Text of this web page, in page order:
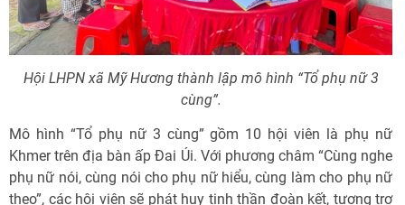
Hội LHPN xã Mỹ Hương thành lập mô hình “Tổ phụ nữ 3
cùng”.
Mô hình “Tổ phụ nữ 3 cùng” gồm 10 hội viên là phụ nữ
Khmer trên địa bàn ấp Đai Úi. Với phương châm “Cùng nghe
phụ nữ nói, cùng nói cho phụ nữ hiểu, cùng làm cho phụ nữ
theo”, các hội viên sẽ phát huy tinh thần đoàn kết, tương trợ